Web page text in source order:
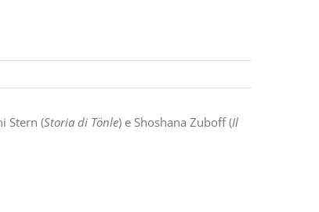
Stern (Storia di Tönle) e Shoshana Zuboff (Il